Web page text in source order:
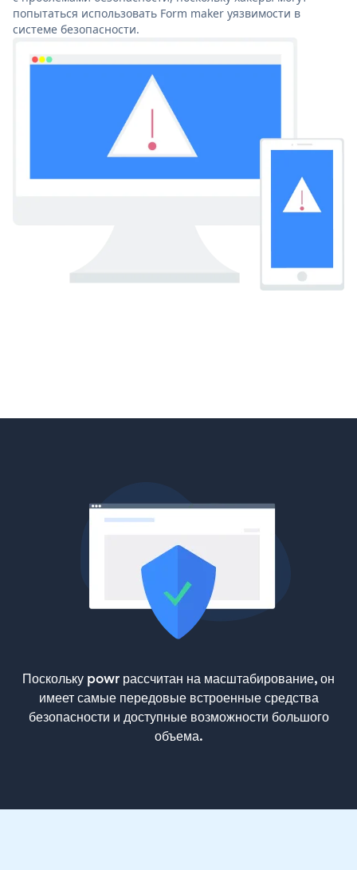
попытаться использовать Form maker уязвимости в
системе безопасности.
Поскольку powr рассчитан на масштабирование, он
имеет самые передовые встроенные средства
безопасности и доступные возможности большого
объема.